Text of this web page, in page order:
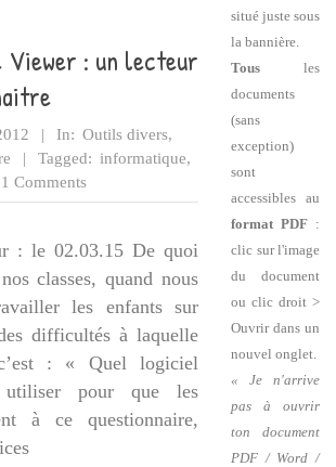
Viewer : un lecteur
In: Outils divers,
Tagged: informatique,
Comments
: le 02.03.15 De quoi
classes, quand nous
les enfants sur
difficultés à laquelle
: « Quel logiciel
utiliser pour que les
à ce questionnaire,
situé juste sous
la bannière.
Tous les
documents
(sans
exception)
sont
accessibles au
format PDF :
clic sur l'image
du document
ou clic droit >
Ouvrir dans un
nouvel onglet.
« Je n'arrive
pas à ouvrir
ton document
PDF / Word /